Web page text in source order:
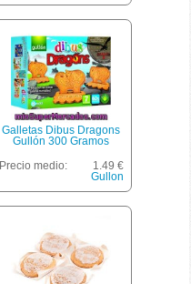
Galletas Dibus Dragons
Gullón 300 Gramos
Precio medio:
1.49 €
Gullon